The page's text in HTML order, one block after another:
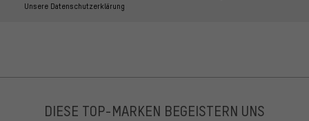
Unsere Datenschutzerklärung
DIESE TOP-MARKEN BEGEISTERN UNS